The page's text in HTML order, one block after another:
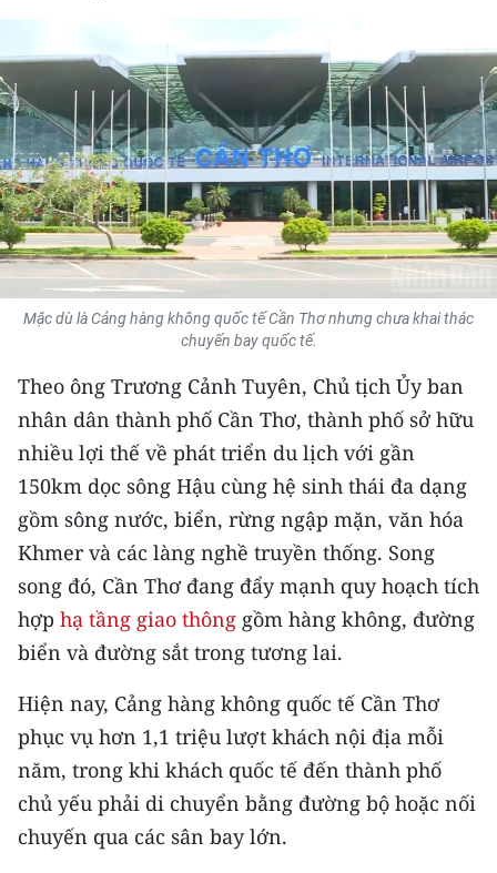
THỂ THAO
GIÁO DỤC
Y TẾ
KHOA HỌC - CÔNG NGHỆ
MÔI TRƯỜNG
KIỂM CHỨNG THÔNG TIN
TRI THỨC CHUYÊN SÂU
54 DÂN TỘC VIỆT NAM
CHƯƠNG TRÌNH OCOP - MỖI XÃ
MỘT SẢN PHẨM
RADIO
MEDIA CENTER
E-Magazine
Video
Mặc dù là Cảng hàng không quốc tế Cần Thơ nhưng chưa khai thác
chuyến bay quốc tế.
Theo ông Trương Cảnh Tuyên, Chủ tịch Ủy ban
nhân dân thành phố Cần Thơ, thành phố sở hữu
nhiều lợi thế về phát triển du lịch với gần
150km dọc sông Hậu cùng hệ sinh thái đa dạng
gồm sông nước, biển, rừng ngập mặn, văn hóa
Khmer và các làng nghề truyền thống. Song
song đó, Cần Thơ đang đẩy mạnh quy hoạch tích
hợp hạ tầng giao thông gồm hàng không, đường
biển và đường sắt trong tương lai.
Hiện nay, Cảng hàng không quốc tế Cần Thơ
phục vụ hơn 1,1 triệu lượt khách nội địa mỗi
năm, trong khi khách quốc tế đến thành phố
chủ yếu phải di chuyển bằng đường bộ hoặc nối
chuyến qua các sân bay lớn.